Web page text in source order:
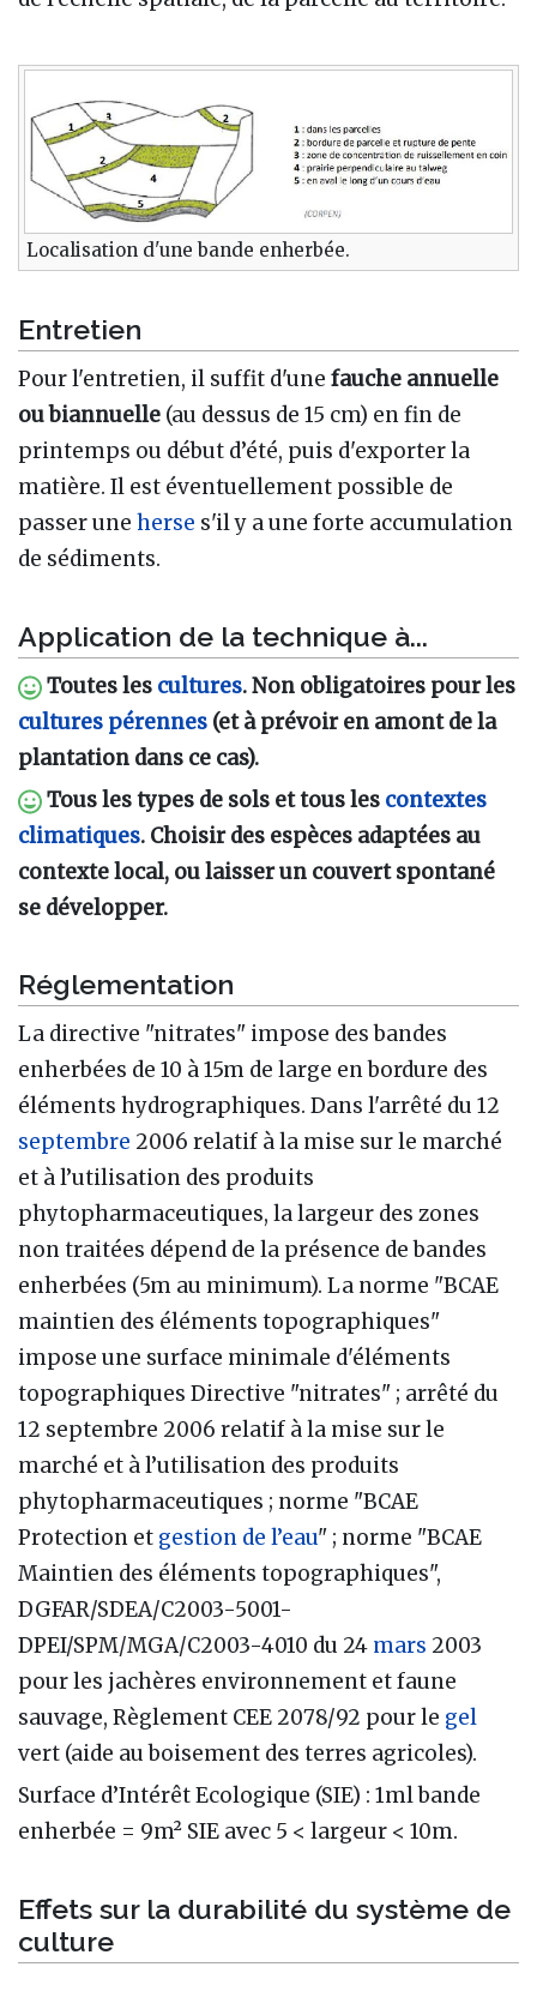
Localisation d'une bande enherbée.
Entretien
Pour l'entretien, il suffit d'une fauche annuelle
ou biannuelle (au dessus de 15 cm) en fin de
printemps ou début d’été, puis d'exporter la
matière. Il est éventuellement possible de
passer une herse s'il y a une forte accumulation
de sédiments.
Application de la technique à...
Toutes les cultures. Non obligatoires pour les
cultures pérennes (et à prévoir en amont de la
plantation dans ce cas).
Tous les types de sols et tous les contextes
climatiques. Choisir des espèces adaptées au
contexte local, ou laisser un couvert spontané
se développer.
Réglementation
La directive "nitrates" impose des bandes
enherbées de 10 à 15m de large en bordure des
éléments hydrographiques. Dans l'arrêté du 12
septembre 2006 relatif à la mise sur le marché
et à l’utilisation des produits
phytopharmaceutiques, la largeur des zones
non traitées dépend de la présence de bandes
enherbées (5m au minimum). La norme "BCAE
maintien des éléments topographiques"
impose une surface minimale d'éléments
topographiques Directive "nitrates" ; arrêté du
12 septembre 2006 relatif à la mise sur le
marché et à l’utilisation des produits
phytopharmaceutiques ; norme "BCAE
Protection et gestion de l’eau" ; norme "BCAE
Maintien des éléments topographiques",
DGFAR/SDEA/C2003-5001-
DPEI/SPM/MGA/C2003-4010 du 24 mars 2003
pour les jachères environnement et faune
sauvage, Règlement CEE 2078/92 pour le gel
vert (aide au boisement des terres agricoles).
Surface d’Intérêt Ecologique (SIE) : 1ml bande
enherbée = 9m² SIE avec 5 < largeur < 10m.
Effets sur la durabilité du système de
culture